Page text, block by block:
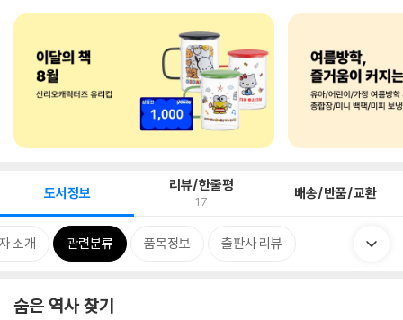
도서정보 리뷰/한줄평
17 배송/반품/교환
소개 관련분류 품목정보 출판사 리뷰
숨은 역사 찾기